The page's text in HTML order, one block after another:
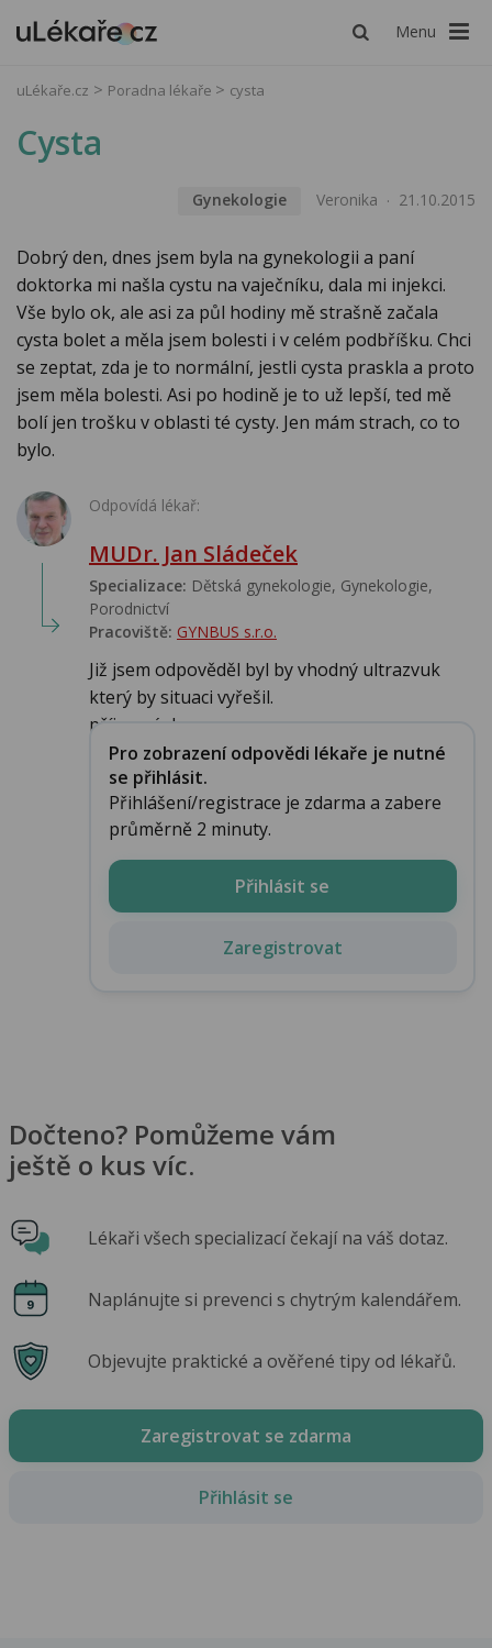
Menu
uLékaře.cz Poradna lékaře cysta
Cysta
Gynekologie Veronika 21.10.2015
Dobrý den, dnes jsem byla na gynekologii a paní
doktorka mi našla cystu na vaječníku, dala mi injekci.
Vše bylo ok, ale asi za půl hodiny mě strašně začala
cysta bolet a měla jsem bolesti i v celém podbříšku. Chci
se zeptat, zda je to normální, jestli cysta praskla a proto
jsem měla bolesti. Asi po hodině je to už lepší, ted mě
bolí jen trošku v oblasti té cysty. Jen mám strach, co to
bylo.
Odpovídá lékař:
MUDr. Jan Sládeček
Specializace: Dětská gynekologie, Gynekologie,
Porodnictví
Pracoviště: GYNBUS s.r.o.
Již jsem odpověděl byl by vhodný ultrazvuk
který by situaci vyřešil.
příjemný den...
Pro zobrazení odpovědi lékaře je nutné
se přihlásit.
Přihlášení/registrace je zdarma a zabere
průměrně 2 minuty.
Přihlásit se
Zaregistrovat
Dočteno? Pomůžeme vám
ještě o kus víc.
Lékaři všech specializací čekají na váš dotaz.
Naplánujte si prevenci s chytrým kalendářem.
Objevujte praktické a ověřené tipy od lékařů.
Zaregistrovat se zdarma
Přihlásit se